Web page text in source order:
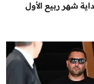
شهر ربيع الأول